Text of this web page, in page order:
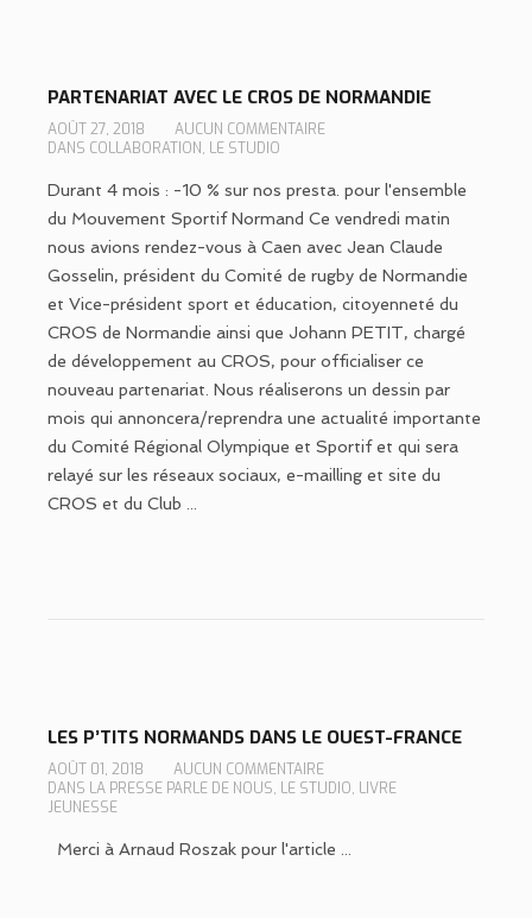
PARTENARIAT AVEC LE CROS DE NORMANDIE
AOÛT 27, 2018
AUCUN COMMENTAIRE
DANS COLLABORATION, LE STUDIO
Durant 4 mois : -10 % sur nos presta. pour l'ensemble
du Mouvement Sportif Normand Ce vendredi matin
nous avions rendez-vous à Caen avec Jean Claude
Gosselin, président du Comité de rugby de Normandie
et Vice-président sport et éducation, citoyenneté du
CROS de Normandie ainsi que Johann PETIT, chargé
de développement au CROS, pour officialiser ce
nouveau partenariat. Nous réaliserons un dessin par
mois qui annoncera/reprendra une actualité importante
du Comité Régional Olympique et Sportif et qui sera
relayé sur les réseaux sociaux, e-mailling et site du
CROS et du Club ...
LES P’TITS NORMANDS DANS LE OUEST-FRANCE
AOÛT 01, 2018
AUCUN COMMENTAIRE
DANS LA PRESSE PARLE DE NOUS, LE STUDIO, LIVRE
JEUNESSE
Merci à Arnaud Roszak pour l'article ...